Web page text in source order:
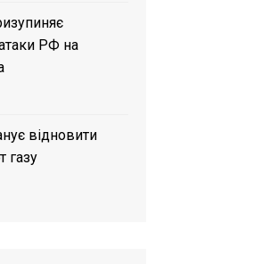
РФ на
відновити
газу